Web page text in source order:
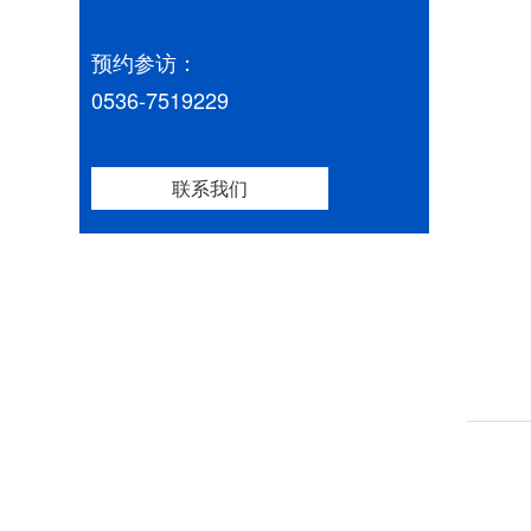
预约参访：
0536-7519229
联系我们